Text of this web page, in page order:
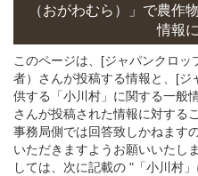
（おがわむら）」 で農作
情報
このページは、[ジャパンクロ
者）さんが投稿する情報と、[ジ
供する「小川村」に関する一般
さんが投稿された情報に対する
事務局側では回答致しかねます
いただきますようお願いいたし
しては、次に記載の "「小川村